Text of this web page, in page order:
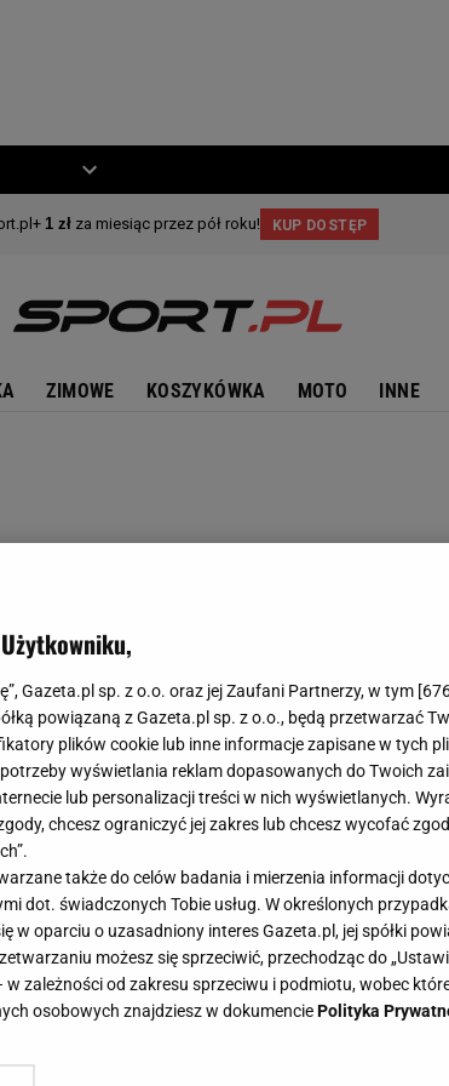
ZIMOWE KOSZYKÓWKA MOTO INNE
Kraków - Chrobry Głogów. Oni zagrają w Ekstraklasie! [ZAPIS
Gazeta.pl sp. z o.o. oraz jej Zaufani Partnerzy, w tym [
powiązaną z Gazeta.pl sp. z o.o., będą przetwarzać
plików cookie lub inne informacje zapisane w tych
wyświetlania reklam dopasowanych do Twoich
lub personalizacji treści w nich wyświetlanych.
chcesz ograniczyć jej zakres lub chcesz wycofać
także do celów badania i mierzenia informacji
dot. świadczonych Tobie usług. W określonych
w oparciu o uzasadniony interes Gazeta.pl, jej spółki
możesz się sprzeciwić, przechodząc do
zależności od zakresu sprzeciwu i podmiotu, wobec
osobowych znajdziesz w dokumenciePolityka